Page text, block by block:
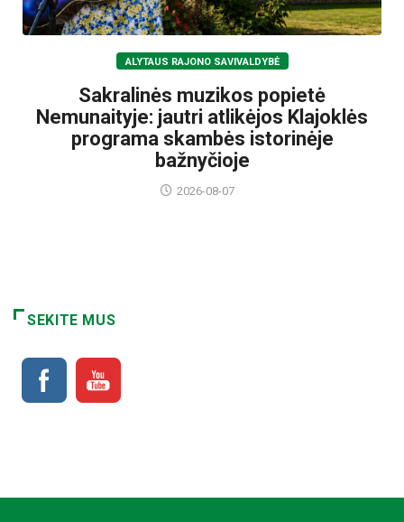
ALYTAUS RAJONO SAVIVALDYBĖ
Sakralinės muzikos popietė
Nemunaityje: jautri atlikėjos Klajoklės
programa skambės istorinėje
bažnyčioje
2026-08-07
SEKITE MUS